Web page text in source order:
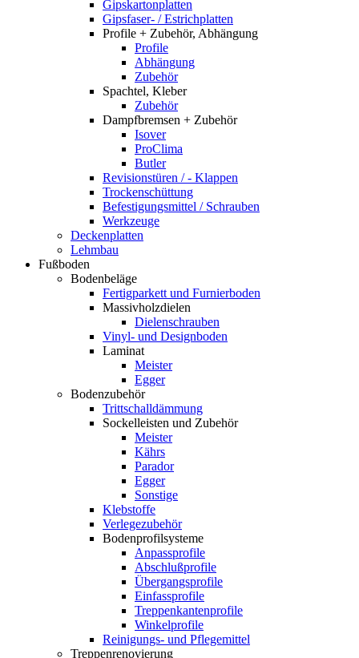
Gipskartonplatten
Gipsfaser- / Estrichplatten
Profile + Zubehör, Abhängung
Profile
Abhängung
Zubehör
Spachtel, Kleber
Zubehör
Dampfbremsen + Zubehör
Isover
ProClima
Butler
Revisionstüren / - Klappen
Trockenschüttung
Befestigungsmittel / Schrauben
Werkzeuge
Deckenplatten
Lehmbau
Fußboden
Bodenbeläge
Fertigparkett und Furnierboden
Massivholzdielen
Dielenschrauben
Vinyl- und Designboden
Laminat
Meister
Egger
Bodenzubehör
Trittschalldämmung
Sockelleisten und Zubehör
Meister
Kährs
Parador
Egger
Sonstige
Klebstoffe
Verlegezubehör
Bodenprofilsysteme
Anpassprofile
Abschlußprofile
Übergangsprofile
Einfassprofile
Treppenkantenprofile
Winkelprofile
Reinigungs- und Pflegemittel
Treppenrenovierung